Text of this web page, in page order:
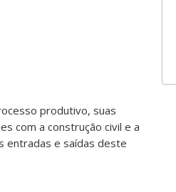
produtivo, suas
com a construção civil e a
entradas e saídas deste